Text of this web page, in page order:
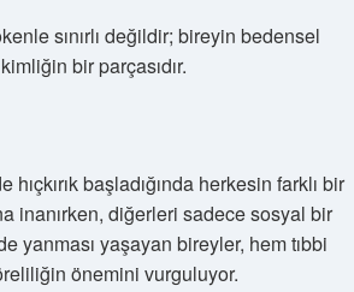
sınırlı değildir; bireyin bedensel
bir parçasıdır.
başladığında herkesin farklı bir
inanırken, diğerleri sadece sosyal bir
yanması yaşayan bireyler, hem tıbbi
önemini vurguluyor.